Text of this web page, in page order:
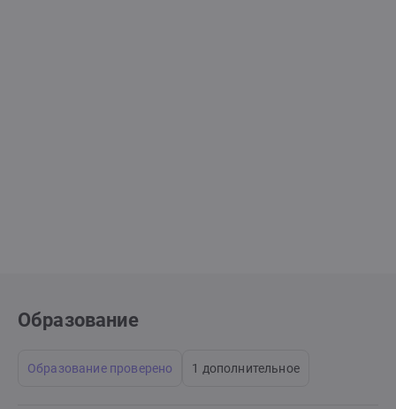
Образование
Образование проверено 1 дополнительное